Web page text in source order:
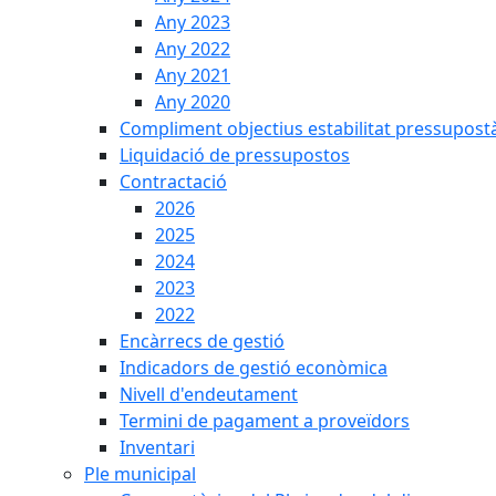
Any 2023
Any 2022
Any 2021
Any 2020
Compliment objectius estabilitat
Liquidació de pressupostos
Contractació
2026
2025
2024
2023
2022
Encàrrecs de gestió
Indicadors de gestió econòmica
Nivell d'endeutament
Termini de pagament a proveïdors
Inventari
Ple municipal